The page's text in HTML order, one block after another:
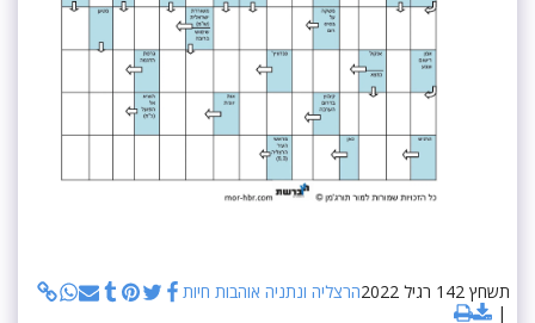
תשחץ 142 רגיל 2022 הרצליה ונתניה אוהבות חיות